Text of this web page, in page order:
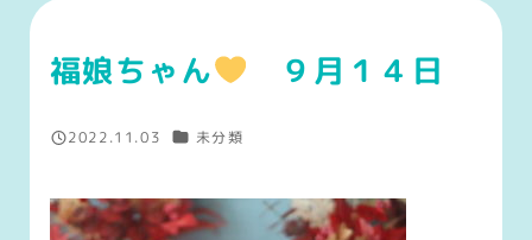
福娘ちゃん ９月１４日
投稿日
2022.11.03 カテゴリー
未分類